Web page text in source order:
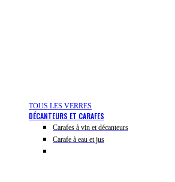
TOUS LES VERRES
DÉCANTEURS ET CARAFES
Carafes à vin et décanteurs
Carafe à eau et jus